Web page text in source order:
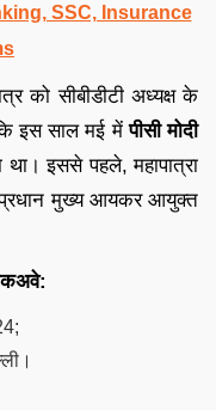
SSC, Insurance
को सीबीडीटी अध्यक्ष के
इस साल मई मेंपीसी मोदी
था। इससे पहले, महापात्रा
मुख्य आयकर आयुक्त